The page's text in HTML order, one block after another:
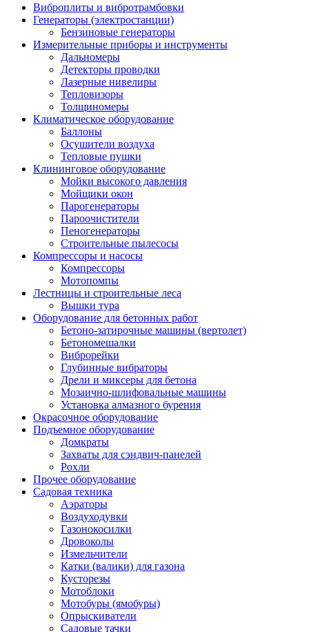
Виброплиты и вибротрамбовки
Генераторы (электростанции)
Бензиновые генераторы
Измерительные приборы и инструменты
Дальномеры
Детекторы проводки
Лазерные нивелиры
Тепловизоры
Толщиномеры
Климатическое оборудование
Баллоны
Осушители воздуха
Тепловые пушки
Клининговое оборудование
Мойки высокого давления
Мойщики окон
Парогенераторы
Пароочистители
Пеногенераторы
Строительные пылесосы
Компрессоры и насосы
Компрессоры
Мотопомпы
Лестницы и строительные леса
Вышки тура
Оборудование для бетонных работ
Бетоно-затирочные машины (вертолет)
Бетономешалки
Виброрейки
Глубинные вибраторы
Дрели и миксеры для бетона
Мозаично-шлифовальные машины
Установка алмазного бурения
Окрасочное оборудование
Подъемное оборудование
Домкраты
Захваты для сэндвич-панелей
Рохли
Прочее оборудование
Садовая техника
Аэраторы
Воздуходувки
Газонокосилки
Дровоколы
Измельчители
Катки (валики) для газона
Кусторезы
Мотоблоки
Мотобуры (ямобуры)
Опрыскиватели
Садовые тачки